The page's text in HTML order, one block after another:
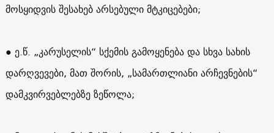
მოსყიდვის შესახებ არსებული მტკიცებები;
● ე.წ. „კარუსელის“ სქემის გამოყენება და სხვა სახის
დარღვევები, მათ შორის, „სამართლიანი არჩევნების“
დამკვირვებლებზე ზეწოლა;